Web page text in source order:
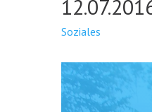
Soziales